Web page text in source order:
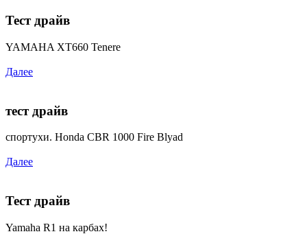
Тест драйв
YAMAHA XT660 Tenere
Далее
тест драйв
спортухи. Honda CBR 1000 Fire Blyad
Далее
Тест драйв
Yamaha R1 на карбах!